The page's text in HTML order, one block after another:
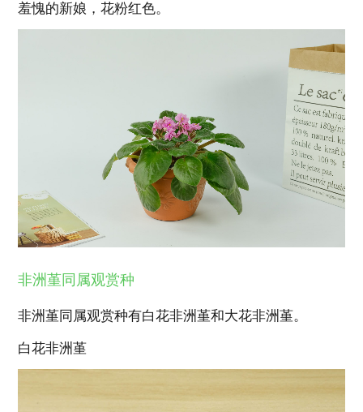
羞愧的新娘，花粉红色。
非洲堇同属观赏种
非洲堇同属观赏种有白花非洲堇和大花非洲堇。
白花非洲堇